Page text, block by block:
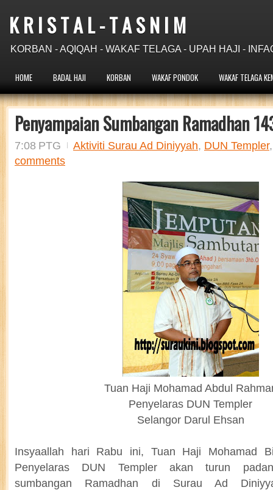
K R I S T A L - T A S N I M
KORBAN - AQIQAH - WAKAF TELAGA - UPAH HAJI -
HOME BADAL HAJI KORBAN WAKAF PONDOK WAKAF TELAGA
Penyampaian Sumbangan Ramadhan
7:08 PTG Aktiviti Surau Ad Diniyyah, DUN Templer
comments
Tuan Haji Mohamad Abdul
Penyelaras DUN Templer
Selangor Darul Ehsan
Insyaallah hari Rabu ini, Tuan Haji Mohamad
Penyelaras DUN Templer akan turun
sumbangan Ramadhan di Surau Ad